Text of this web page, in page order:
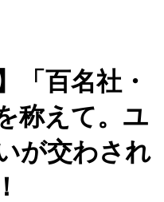
「百名社・
称えて。ユ
が交わされ